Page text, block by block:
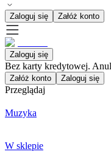
Zaloguj się Załóż konto
Zaloguj się
Bez karty kredytowej.
Załóż konto Zaloguj się
Przeglądaj
Muzyka
W sklepie